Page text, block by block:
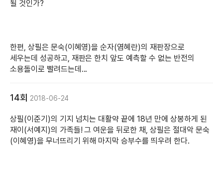
될 것인가?
한편, 상필은 문숙(이혜영)을 순자(염혜란)의 재판장으로
세우는데 성공하고, 재판은 한치 앞도 예측할 수 없는 반전의
소용돌이로 빨려드는데...
14회 2018-06-24
상필(이준기)의 기지 넘치는 대활약 끝에 18년 만에 상봉하게 된
재이(서예지)의 가족들! 그 여운을 뒤로한 채, 상필은 절대악 문숙
(이혜영)을 무너뜨리기 위해 마지막 승부수를 띄우려 한다.